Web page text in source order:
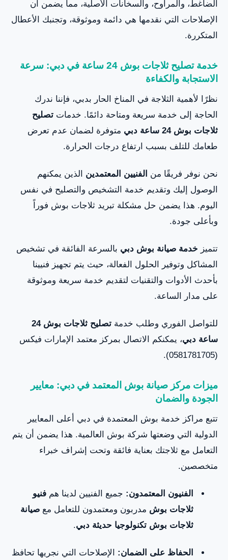
الضاغط، والمراوح، والسخانات الأصلية، مما يضمن أن
الإصلاحات التي نقدمها هي دائمة وموثوقة، وتجنبك الأعطال
المتكررة.
خدمة تصليح ثلاجات بوش 24 ساعة في دبي: سرعة
الاستجابة والكفاءة
نظرًا لأهمية الثلاجة في المناخ الحار بدبي، فإننا ندرك
الحاجة إلى خدمة سريعة ومتاحة دائمًا. خدمات تصليح
ثلاجات بوش 24 ساعة دبي
متوفرة لضمان عدم تعرض
طعامك للتلف بسبب ارتفاع درجات الحرارة.
نحن نوفر فريقًا من الفنيين المعتمدين الذين يمكنهم
الوصول إليك وتقديم خدمة التشخيص والتصليح في نفس
اليوم. هذا يضمن حل مشكلة تبريد ثلاجات بوش فوراً
وبأعلى جودة.
تتميز خدمة صيانة بوش دبي بالسرعة الفائقة في تشخيص
المشاكل وتوفير الحلول الفعالة، حيث يتم تجهيز فنيينا
بأحدث الأدوات والتقنيات لتقديم خدمة سريعة وموثوقة
على مدار الساعة.
للتواصل الفوري وطلب خدمة
تصليح ثلاجات بوش 24
ساعة دبي، يمكنكم الاتصال بمركز معتمد الإمارات فيكس
(0581781705).
ميزات مركز صيانة بوش المعتمد في دبي: معايير
الجودة والضمان
تتبع مراكز خدمة بوش المعتمدة في دبي أعلى المعايير
الدولية التي وضعتها شركة بوش العالمية. هذا يضمن أن يتم
التعامل مع ثلاجتك بعناية فائقة وتحت إشراف خبراء
متخصصين.
الفنيون المعتمدون: جميع الفنيين لدينا هم فنيو
ثلاجات بوش مدربون ومعتمدون للتعامل مع صيانة
ثلاجات بوش تكنولوجيا حديثة دبي.
الحفاظ على الضمان: الإصلاحات التي نجريها تحافظ